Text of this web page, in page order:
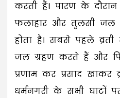
करती हैं। पारण के
फलाहार और तुलसी जल
होता है। सबसे पहले
जल ग्रहण करते हैं और
प्रणाम कर प्रसाद खाकर
धर्मनगरी के सभी घाटों